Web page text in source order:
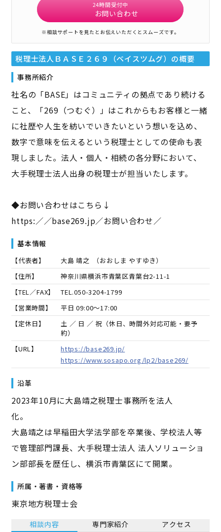
24時間受付中
お問い合わせ
※相談サポートを見たとお伝えいただくとスムーズです。
税理士法人ＢＡＳＥ２６９（ベイスツムグ） の概要
事務所紹介
社名の「BASE」はコミュニティの拠点であり続ける
こと、「269（つむぐ）」はこれからもお客様と一緒
に社歴や人生を紡いでいきたいという想いを込め、
数字で意味を伝えるという税理士としての使命も表
現しました。法人・個人・相続の各分野において、
大手税理士法人出身の税理士が担当いたします。
◆お問い合わせはこちら↓
https:／／base269.jp／お問い合わせ／
基本情報
【代表者】 大島 靖之 （おおしま やすゆき）
【住所】
神奈川県横浜市青葉区青葉台2-11-1
【TEL／FAX】
TEL.050-3204-1799
【営業時間】
平日 09:00～17:00
【定休日】
土 ／ 日 ／ 祝（休日、時間外対応可能・要予
約）
【URL】
https://base269.jp/
https://www.sosapo.org/lp2/base269/
沿革
2023年10月に大島靖之税理士事務所を法人
化。
大島靖之は早稲田大学法学部を卒業後、学校法人等
で管理部門課長、大手税理士法人 法人ソリューショ
ン部部長を歴任し、横浜市青葉区にて開業。
所属・著書・資格等
東京地方税理士会
相談内容 専門家紹介 アクセス